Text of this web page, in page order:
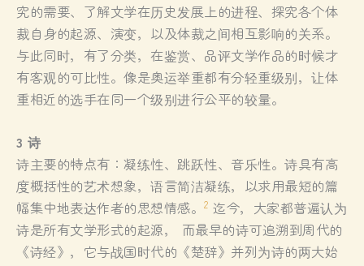
究的需要、了解文学在历史发展上的进程、探究各个体
裁自身的起源、演变，以及体裁之间相互影响的关系。
与此同时，有了分类，在鉴赏、品评文学作品的时候才
有客观的可比性。像是奥运举重都有分轻重级别，让体
重相近的选手在同一个级别进行公平的较量。
3 诗
诗主要的特点有：凝练性、跳跃性、音乐性。诗具有高
度概括性的艺术想象，语言简洁凝练，以求用最短的篇
幅集中地表达作者的思想情感。 2 迄今，大家都普遍认为
诗是所有文学形式的起源， 而最早的诗可追溯到周代的
《诗经》，它与战国时代的《楚辞》并列为诗的两大始